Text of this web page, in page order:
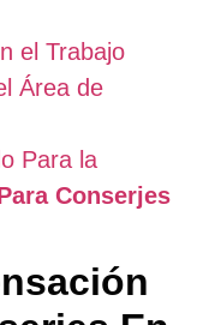
el Trabajo
Área de
Para la
Conserjes